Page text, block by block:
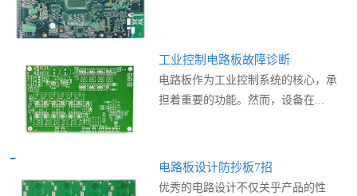
工业控制电路板故障诊断
电路板作为工业控制系统的核心，承
担着重要的功能。然而，设备在...
电路板设计防抄板7招
优秀的电路设计不仅关乎产品的性